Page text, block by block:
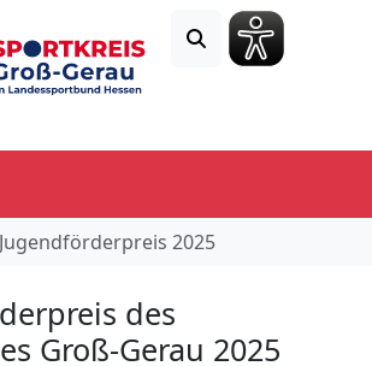
Jugendförderpreis 2025
des
Groß-Gerau 2025